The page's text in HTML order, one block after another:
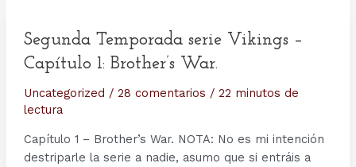
Segunda Temporada serie Vikings –
Capítulo 1: Brother’s War.
Uncategorized / 28 comentarios / 22 minutos de
lectura
Capítulo 1 – Brother’s War. NOTA: No es mi intención
destriparle la serie a nadie, asumo que si entráis a